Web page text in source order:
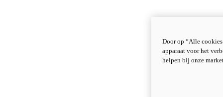
Door op “Alle
apparaat voor het
helpen bij onze